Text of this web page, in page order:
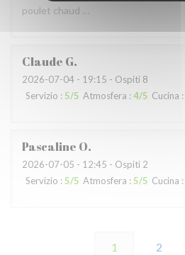
poulet chaud …
Claude G
2026-07-04 - 19:15 - Ospiti 8
Servizio : 5/5 Atmosfera : 4/5 Cucina :
Pascaline O
2026-07-05 - 12:45 - Ospiti 2
Servizio : 5/5 Atmosfera : 5/5 Cucina :
1 2